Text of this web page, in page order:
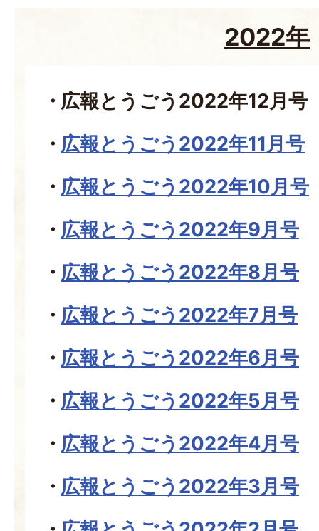
2022年
広報とうごう2022年12月号
広報とうごう2022年11月号
広報とうごう2022年10月号
広報とうごう2022年9月号
広報とうごう2022年8月号
広報とうごう2022年7月号
広報とうごう2022年6月号
広報とうごう2022年5月号
広報とうごう2022年4月号
広報とうごう2022年3月号